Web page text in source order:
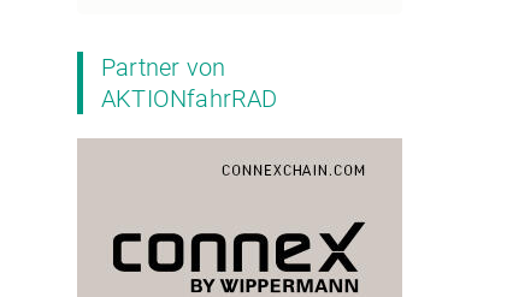
Partner von
AKTIONfahrRAD